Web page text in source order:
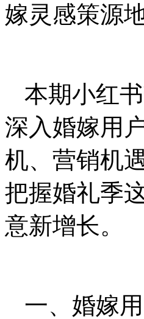
嫁灵感策源
本期小红
深入婚嫁用
机、营销机
把握婚礼季
意新增长。
一、婚嫁